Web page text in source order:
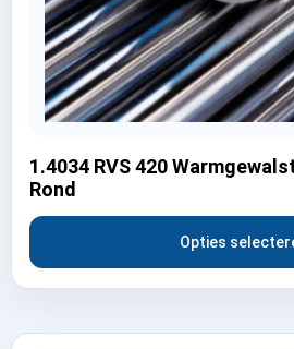
1.4034 RVS 420
Rond
Opties